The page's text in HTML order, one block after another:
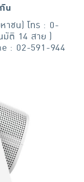
น
าชน) โทร : 0-
มัติ 14 สาย )
: 02-591-944